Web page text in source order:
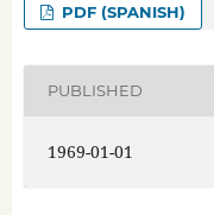
PDF (SPANISH)
PUBLISHED
1969-01-01